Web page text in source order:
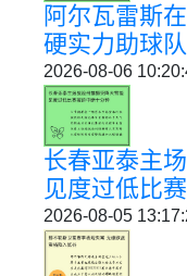
阿尔瓦雷斯
硬实力助球
2026-08-06
长春亚泰主
见度过低比
2026-08-05